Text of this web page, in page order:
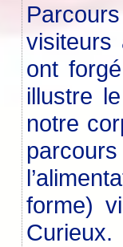
visiteurs
ont
illustre
notre
forme)
Curieux.